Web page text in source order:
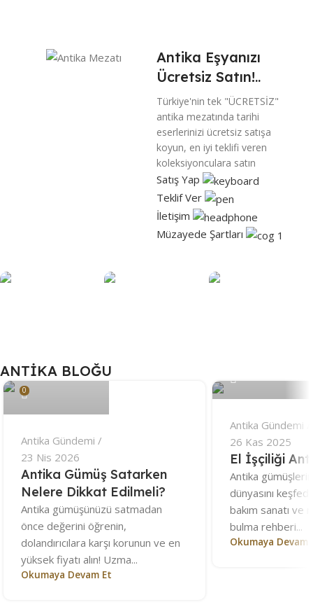
Antika Eşyanızı
Ücretsiz Satın!..
Türkiye'nin tek "ÜCRETSİZ"
antika mezatında tarihi
eserlerinizi ücretsiz satışa
koyun, en iyi teklifi veren
koleksiyonculara satın
Satış Yap
Teklif Ver
İletişim
Müzayede Şartları
Müzayedeye
Katıl
Artırmaya
Katıl
Detaylar
ANTİKA BLOĞU
0
Antika Gündemi
23 Nis 2026
Antika Gümüş Satarken
Nelere Dikkat Edilmeli?
Antika gümüşünüzü satmadan
önce değerini öğrenin,
dolandırıcılara karşı korunun ve en
yüksek fiyatı alın! Uzma...
Okumaya Devam Et
Antika Gündemi
26 Kas 2025
El İşçiliği
Antika
dünyasını
bakım sanatı ve
bulma rehberi...
Okumaya Devam